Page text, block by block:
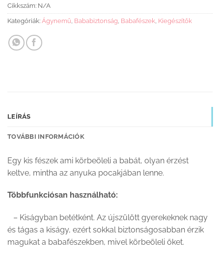
Cikkszám: N/A
Kategóriák: Ágynemű Bababiztonság Babafészek Kiegészítők
LEÍRÁS
TOVÁBBI INFORMÁCIÓK
Egy kis fészek ami körbeöleli a babát, olyan érzést
keltve, mintha az anyuka pocakjában lenne.
Többfunkciósan használható:
– Kiságyban betétként. Az újszülött gyerekeknek nagy
és tágas a kiságy, ezért sokkal biztonságosabban érzik
magukat a babafészekben, mivel körbeöleli őket.